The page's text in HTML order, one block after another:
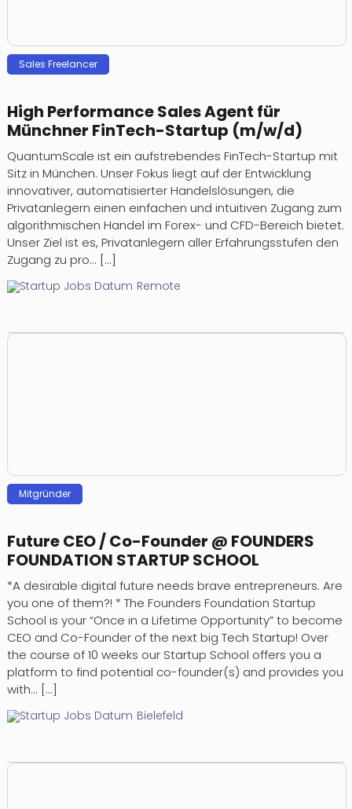
Sales Freelancer
High Performance Sales Agent für
Münchner FinTech-Startup (m/w/d)
QuantumScale ist ein aufstrebendes FinTech-Startup mit
Sitz in München. Unser Fokus liegt auf der Entwicklung
innovativer, automatisierter Handelslösungen, die
Privatanlegern einen einfachen und intuitiven Zugang zum
algorithmischen Handel im Forex- und CFD-Bereich bietet.
Unser Ziel ist es, Privatanlegern aller Erfahrungsstufen den
Zugang zu pro... [...]
Remote
Mitgründer
Future CEO / Co-Founder @ FOUNDERS
FOUNDATION STARTUP SCHOOL
*A desirable digital future needs brave entrepreneurs. Are
you one of them?! * The Founders Foundation Startup
School is your “Once in a Lifetime Opportunity” to become
CEO and Co-Founder of the next big Tech Startup! Over
the course of 10 weeks our Startup School offers you a
platform to find potential co-founder(s) and provides you
with... [...]
Bielefeld